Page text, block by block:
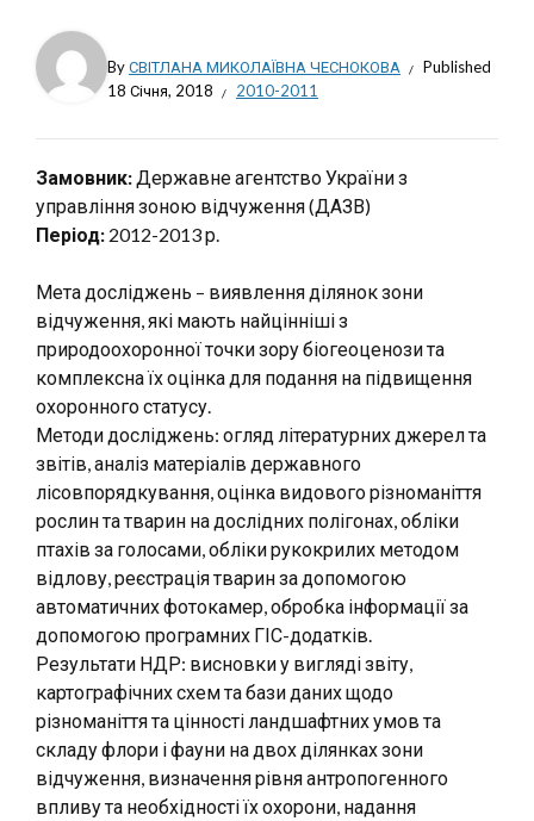
ByСВІТЛАНА МИКОЛАЇВНА ЧЕСНОКОВА
Published
18 Січня, 2018
2010-2011
Замовник: Державне агентство України з
управління зоною відчуження (ДАЗВ)
Період: 2012-2013 р.
Мета досліджень – виявлення ділянок зони
відчуження, які мають найцінніші з
природоохоронної точки зору біогеоценози та
комплексна їх оцінка для подання на підвищення
охоронного статусу.
Методи досліджень: огляд літературних джерел та
звітів, аналіз матеріалів державного
лісовпорядкування, оцінка видового різноманіття
рослин та тварин на дослідних полігонах, обліки
птахів за голосами, обліки рукокрилих методом
відлову, реєстрація тварин за допомогою
автоматичних фотокамер, обробка інформації за
допомогою програмних ГІС-додатків.
Результати НДР: висновки у вигляді звіту,
картографічних схем та бази даних щодо
різноманіття та цінності ландшафтних умов та
складу флори і фауни на двох ділянках зони
відчуження, визначення рівня антропогенного
впливу та необхідності їх охорони, надання